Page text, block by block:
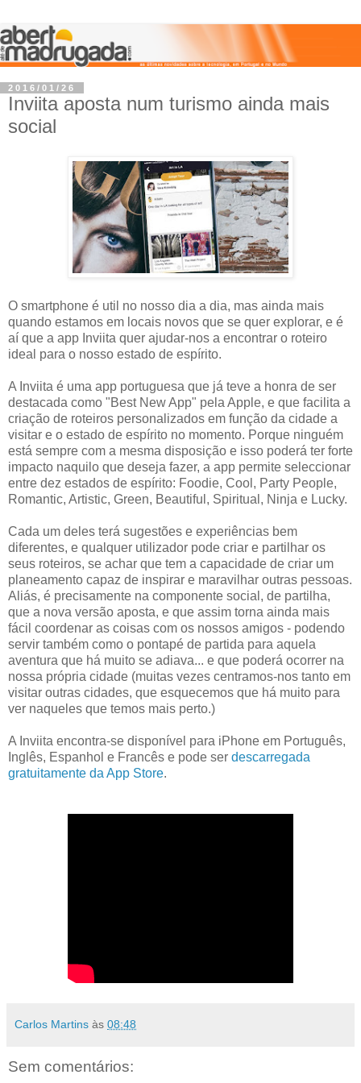
2016/01/26
Inviita aposta num turismo ainda mais
social
O smartphone é util no nosso dia a dia, mas ainda mais
quando estamos em locais novos que se quer explorar, e é
aí que a app Inviita quer ajudar-nos a encontrar o roteiro
ideal para o nosso estado de espírito.
A Inviita é uma app portuguesa que já teve a honra de ser
destacada como "Best New App" pela Apple, e que facilita a
criação de roteiros personalizados em função da cidade a
visitar e o estado de espírito no momento. Porque ninguém
está sempre com a mesma disposição e isso poderá ter forte
impacto naquilo que deseja fazer, a app permite seleccionar
entre dez estados de espírito: Foodie, Cool, Party People,
Romantic, Artistic, Green, Beautiful, Spiritual, Ninja e Lucky.
Cada um deles terá sugestões e experiências bem
diferentes, e qualquer utilizador pode criar e partilhar os
seus roteiros, se achar que tem a capacidade de criar um
planeamento capaz de inspirar e maravilhar outras pessoas.
Aliás, é precisamente na componente social, de partilha,
que a nova versão aposta, e que assim torna ainda mais
fácil coordenar as coisas com os nossos amigos - podendo
servir também como o pontapé de partida para aquela
aventura que há muito se adiava... e que poderá ocorrer na
nossa própria cidade (muitas vezes centramos-nos tanto em
visitar outras cidades, que esquecemos que há muito para
ver naqueles que temos mais perto.)
A Inviita encontra-se disponível para iPhone em Português,
Inglês, Espanhol e Francês e pode ser descarregada
gratuitamente da App Store.
Carlos Martins às 08:48
Sem comentários: